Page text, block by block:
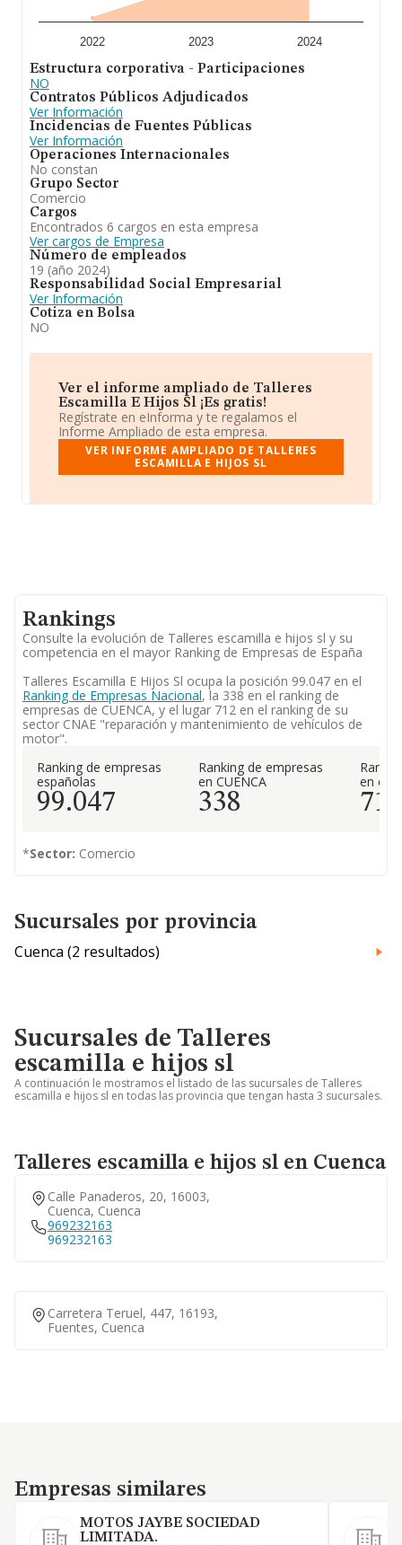
vehículos. gruas de asistencia en viajes, sustitución de
lunas y mecánica chapa y pintura. En el ranking de su
sector (%cnae%), la compañía ha perdido posición
nacional, la empresa ha perdido posiciones frente al
2023.
2022 2023 2024
Estructura corporativa - Participaciones
NO
Contratos Públicos Adjudicados
Ver Información
Incidencias de Fuentes Públicas
Ver Información
Operaciones Internacionales
No constan
Grupo Sector
Comercio
Cargos
Encontrados 6 cargos en esta empresa
Ver cargos de Empresa
Número de empleados
19 (año 2024)
Responsabilidad Social Empresarial
Ver Información
Cotiza en Bolsa
NO
Ver el informe ampliado de Talleres
Escamilla E Hijos Sl ¡Es gratis!
Regístrate en eInforma y te regalamos el
Informe Ampliado de esta empresa.
VER INFORME AMPLIADO DE TALLERES
ESCAMILLA E HIJOS SL
Rankings
Consulte la evolución de Talleres escamilla e hijos sl y su
competencia en el mayor Ranking de Empresas de España
Talleres Escamilla E Hijos Sl ocupa la posición 99.047 en el
Ranking de Empresas Nacional, la 338 en el ranking de
empresas de CUENCA, y el lugar 712 en el ranking de su
sector CNAE "reparación y mantenimiento de vehículos de
motor".
Ranking de empresas
españolas
99.047
Ranking de empresas
en CUENCA
338
en el
712
*Sector: Comercio
Sucursales por provincia
Cuenca (2 resultados)
Sucursales de Talleres
escamilla e hijos sl
A continuación le mostramos el listado de las sucursales de Talleres
escamilla e hijos sl en todas las provincia que tengan hasta 3 sucursales.
Talleres escamilla e hijos sl en Cuenca
Calle Panaderos, 20, 16003,
Cuenca, Cuenca
969232163
969232163
Carretera Teruel, 447, 16193,
Fuentes, Cuenca
Empresas similares
Empresas similares
MOTOS JAYBE SOCIEDAD
LIMITADA.